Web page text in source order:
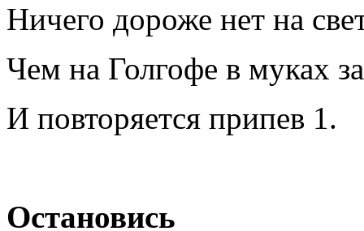
Ничего дороже нет на
Чем на Голгофе в муках
И повторяется припев 1.
Остановись